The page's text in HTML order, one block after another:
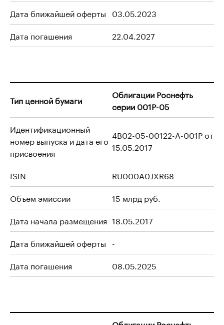
Дата ближайшей оферты 03.05.2023
Дата погашения
22.04.2027
Тип ценной бумаги
Облигации Роснефть
серии 001P-05
Идентификационный
номер выпуска и дата его
присвоения
4B02-05-00122-A-001P от
15.05.2017
ISIN
RU000A0JXR68
Объем эмиссии
15 млрд руб.
Дата начала размещения 18.05.2017
Дата ближайшей оферты -
Дата погашения
08.05.2025